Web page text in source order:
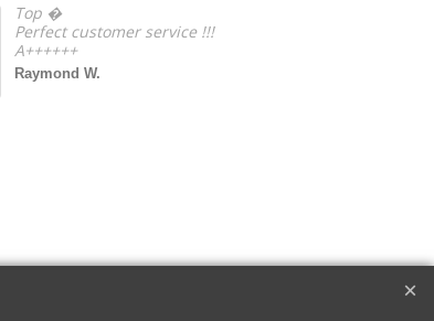
Top �
Perfect customer service !!!
A++++++
Raymond W.